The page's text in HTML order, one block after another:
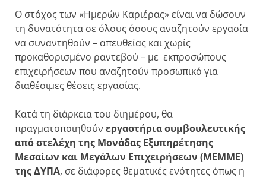
Ο στόχος των «Ημερών Καριέρας» είναι να δώσουν
τη δυνατότητα σε όλους όσους αναζητούν εργασία
να συναντηθούν – απευθείας και χωρίς
προκαθορισμένο ραντεβού – με εκπροσώπους
επιχειρήσεων που αναζητούν προσωπικό για
διαθέσιμες θέσεις εργασίας.
Κατά τη διάρκεια του διημέρου, θα
πραγματοποιηθούν εργαστήρια συμβουλευτικής
από στελέχη της Μονάδας Εξυπηρέτησης
Μεσαίων και Μεγάλων Επιχειρήσεων (ΜΕΜΜΕ)
της ΔΥΠΑ, σε διάφορες θεματικές ενότητες όπως η